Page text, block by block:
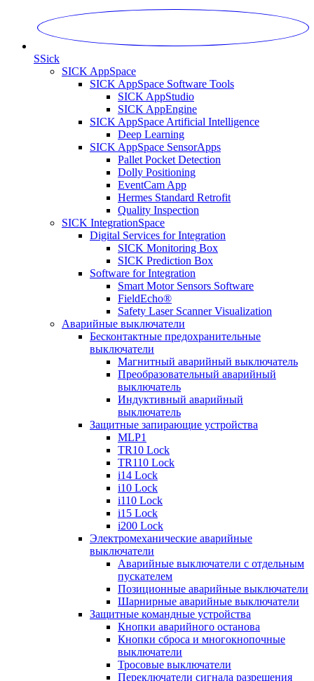
SSick
SICK AppSpace
SICK AppSpace Software Tools
SICK AppStudio
SICK AppEngine
SICK AppSpace Artificial Intelligence
Deep Learning
SICK AppSpace SensorApps
Pallet Pocket Detection
Dolly Positioning
EventCam App
Hermes Standard Retrofit
Quality Inspection
SICK IntegrationSpace
Digital Services for Integration
SICK Monitoring Box
SICK Prediction Box
Software for Integration
Smart Motor Sensors Software
FieldEcho®
Safety Laser Scanner Visualization
Аварийные выключатели
Бесконтактные предохранительные
выключатели
Магнитный аварийный выключатель
Преобразовательный аварийный
выключатель
Индуктивный аварийный
выключатель
Защитные запирающие устройства
MLP1
TR10 Lock
TR110 Lock
i14 Lock
i10 Lock
i110 Lock
i15 Lock
i200 Lock
Электромеханические аварийные
выключатели
Аварийные выключатели с отдельным
пускателем
Позиционные аварийные выключатели
Шарнирные аварийные выключатели
Защитные командные устройства
Кнопки аварийного останова
Кнопки сброса и многокнопочные
выключатели
Тросовые выключатели
Переключатели сигнала разрешения